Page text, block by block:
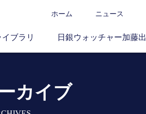
ホーム ニュース
ブラリ 日銀ウォッチャー加藤出
カイブ